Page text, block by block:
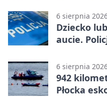
6 sierpnia
Dziecko
aucie.
6 sierpnia
942
Płocka